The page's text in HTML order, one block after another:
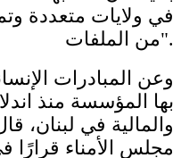
في ولايات متعددة
من الملفات".
وعن المبادرات
بها المؤسسة منذ
والمالية في لبنان،